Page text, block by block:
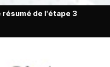
résumé de l'étape 3